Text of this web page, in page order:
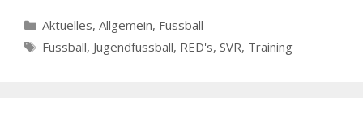
Kategorien
Aktuelles, Allgemein, Fussball
Schlagwörter
Fussball, Jugendfussball, RED's, SVR, Training